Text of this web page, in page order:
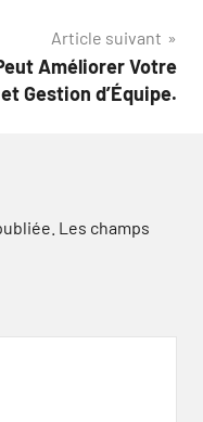
Article suivant
Améliorer Votre
Gestion d’Équipe.
Les champs